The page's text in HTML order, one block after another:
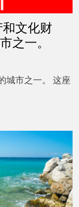
文化财
之一。
城市之一。 这座